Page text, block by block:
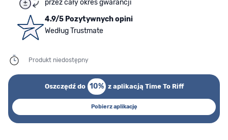
przez cały okres gwarancji
4.9/5 Pozytywnych opini
Według Trustmate
Produkt niedostępny
Oszczędź do 10% z aplikacją Time To Riff
Pobierz aplikację